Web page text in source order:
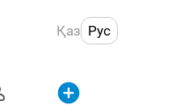
Қаз Рус